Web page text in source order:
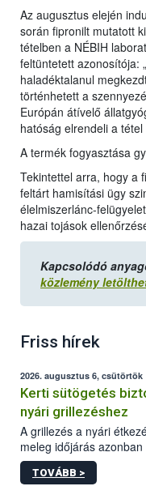
Az augusztus elején
során fipronilt mutatott
tételben a NÉBIH
feltüntetett azonosítója:
haladéktalanul
történhetett a
Európán átívelő
hatóság elrendeli a
A termék fogyasztása
Tekintettel arra, hogy a
feltárt hamisítási ügy
élelmiszerlánc-
hazai tojások
Kapcsolódó
közlemény
Friss hírek
2026. augusztus 6, csütörtök
Kerti sütögetés
nyári grillezéshez
A grillezés a nyári
meleg időjárás
gyorsabb
ezért nem csupán a
TOVÁBB >